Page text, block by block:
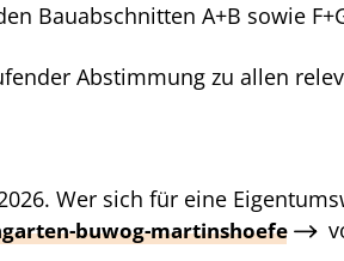
Bauabschnitten A+B sowie
Abstimmung zu allen
Wer sich für eine
buwog-martinshoefe